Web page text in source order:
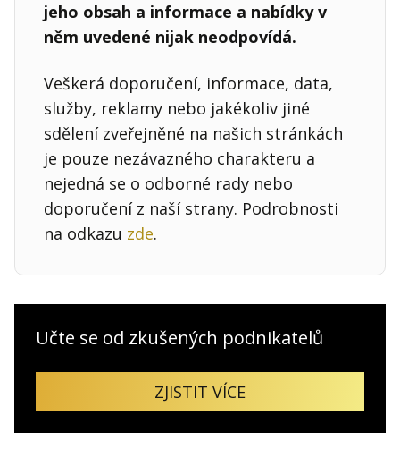
jeho obsah a informace a nabídky v
něm uvedené nijak neodpovídá.
Veškerá doporučení, informace, data,
služby, reklamy nebo jakékoliv jiné
sdělení zveřejněné na našich stránkách
je pouze nezávazného charakteru a
nejedná se o odborné rady nebo
doporučení z naší strany. Podrobnosti
na odkazu zde.
Učte se od zkušených podnikatelů
ZJISTIT VÍCE